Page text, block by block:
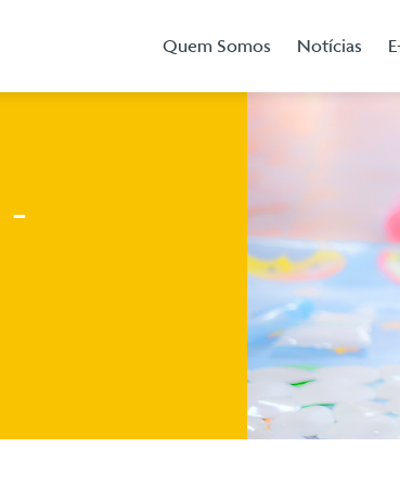
Quem Somos Notícias
-